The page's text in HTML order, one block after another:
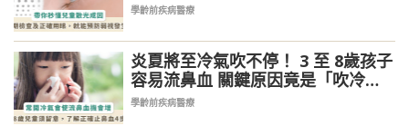
學齡前疾病醫療
炎夏將至冷氣吹不停！ 3 至 8歲孩子
容易流鼻血 關鍵原因竟是「吹冷
氣」
學齡前疾病醫療